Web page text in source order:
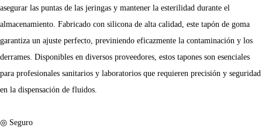
asegurar las puntas de las jeringas y mantener la esterilidad durante el
almacenamiento. Fabricado con silicona de alta calidad, este tapón de goma
garantiza un ajuste perfecto, previniendo eficazmente la contaminación y los
derrames. Disponibles en diversos proveedores, estos tapones son esenciales
para profesionales sanitarios y laboratorios que requieren precisión y seguridad
en la dispensación de fluidos.
◎ Seguro